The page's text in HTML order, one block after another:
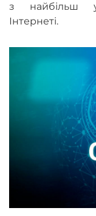
з найбільш
Інтернеті.